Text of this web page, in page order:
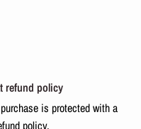
refund policy
is protected with a
policy.